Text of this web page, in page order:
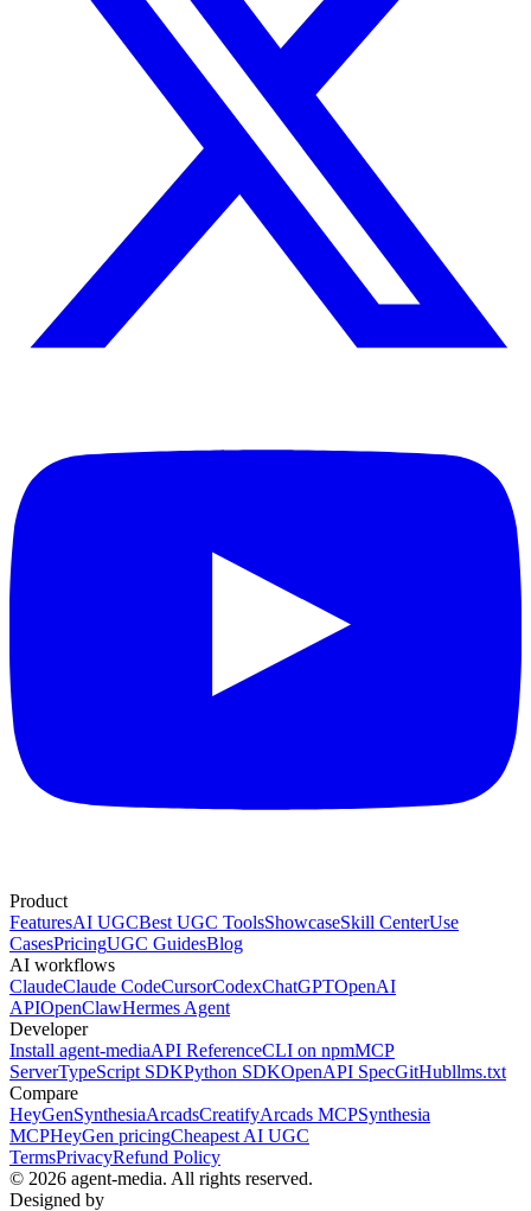
Product
FeaturesAI UGCBest UGC ToolsShowcaseSkill CenterUse
CasesPricingUGC GuidesBlog
AI workflows
ClaudeClaude CodeCursorCodexChatGPTOpenAI
APIOpenClawHermes Agent
Developer
Install agent-mediaAPI ReferenceCLI on npmMCP
ServerTypeScript SDKPython SDKOpenAPI SpecGitHubllms.txt
Compare
HeyGenSynthesiaArcadsCreatifyArcads MCPSynthesia
MCPHeyGen pricingCheapest AI UGC
TermsPrivacyRefund Policy
© 2026 agent-media. All rights reserved.
Designed by